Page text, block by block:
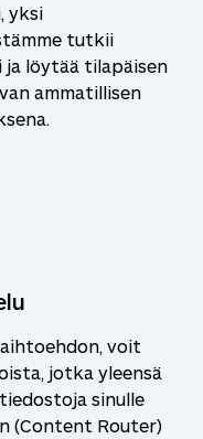
yksi
tutkii
löytää tilapäisen
ammatillisen
voit
jotka yleensä
sinulle
(Content Router)